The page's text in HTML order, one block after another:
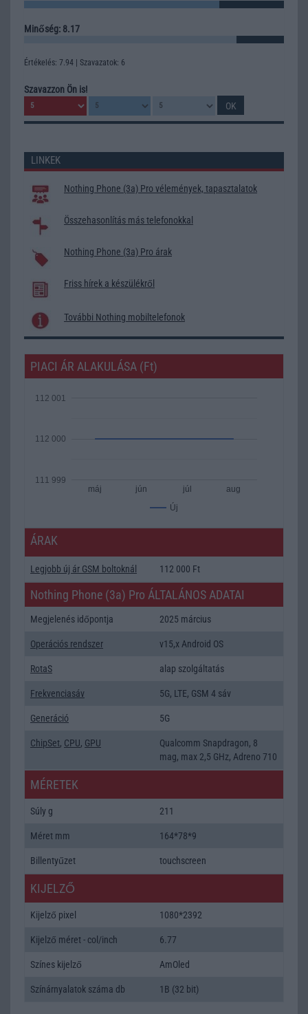
Minőség: 8.17
Értékelés: 7.94 | Szavazatok: 6
Szavazzon Ön is!
LINKEK
Nothing Phone (3a) Pro vélemények, tapasztalatok
Összehasonlítás más telefonokkal
Nothing Phone (3a) Pro árak
Friss hírek a készülékről
További Nothing mobiltelefonok
PIACI ÁR ALAKULÁSA (Ft)
Új
máj jún júl aug
111 999
112 000
112 001
ÁRAK
Legjobb új ár GSM boltoknál 112 000 Ft
Nothing Phone (3a) Pro ÁLTALÁNOS ADATAI
Megjelenés időpontja 2025 március
Operációs rendszer v15,x Android OS
RotaS alap szolgáltatás
Frekvenciasáv 5G, LTE, GSM 4 sáv
Generáció 5G
ChipSet, CPU, GPU
Qualcomm Snapdragon, 8
mag, max 2,5 GHz, Adreno 710
MÉRETEK
Súly g 211
Méret mm 164*78*9
Billentyűzet touchscreen
KIJELZŐ
Kijelző pixel 1080*2392
Kijelző méret - col/inch 6.77
Színes kijelző AmOled
Színárnyalatok száma db 1B (32 bit)